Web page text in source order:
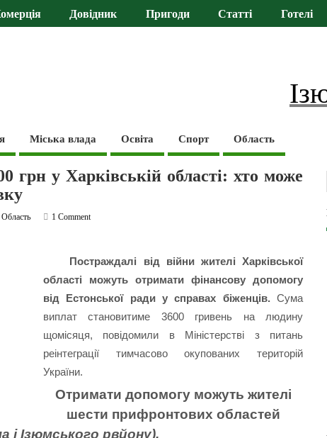
Довідник Пригоди Статті Готелі
Міська влада Освіта Спорт Область
грн у Харківській області: хто може
Область
1 Comment
Постраждалі від війни жителі Харківської
області можуть отримати фінансову допомогу
від Естонської ради у справах біженців.Сума
виплат становитиме 3600 гривень на людину
щомісяця, повідомили в Міністерстві з питань
реінтеграції тимчасово окупованих територій
України.
Отримати допомогу можуть жителі
шести прифронтових областей
і Ізюмського рвйону).